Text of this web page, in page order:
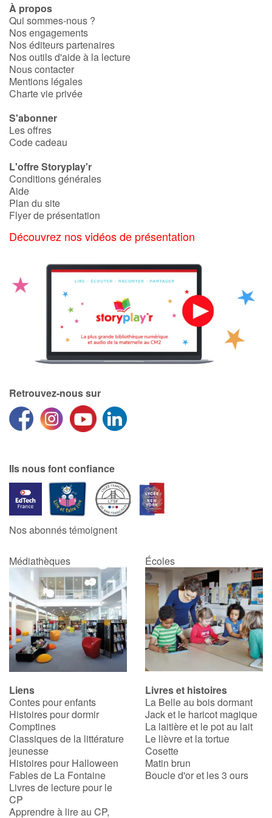
À propos
Qui sommes-nous ?
Nos engagements
Nos éditeurs partenaires
Nos outils d'aide à la lecture
Nous contacter
Mentions légales
Charte vie privée
S'abonner
Les offres
Code cadeau
L'offre Storyplay'r
Conditions générales
Aide
Plan du site
Flyer de présentation
Découvrez nos vidéos de présentation
Retrouvez-nous sur
Ils nous font confiance
Nos abonnés témoignent
Médiathèques Écoles
Liens
Contes pour enfants
Histoires pour dormir
Comptines
Classiques de la littérature
jeunesse
Histoires pour Halloween
Fables de La Fontaine
Livres de lecture pour le
CP
Apprendre à lire au CP,
Livres et histoires
La Belle au bois dormant
Jack et le haricot magique
La laitière et le pot au lait
Le lièvre et la tortue
Cosette
Matin brun
Boucle d'or et les 3 ours